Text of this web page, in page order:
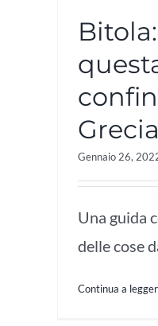
Grecia
Gennaio 26,
Una guida
delle cose
Continua a